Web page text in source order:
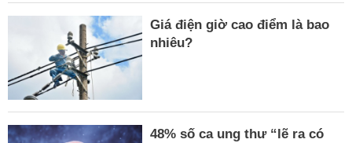
Giá điện giờ cao điểm là bao
nhiêu?
48% số ca ung thư “lẽ ra có